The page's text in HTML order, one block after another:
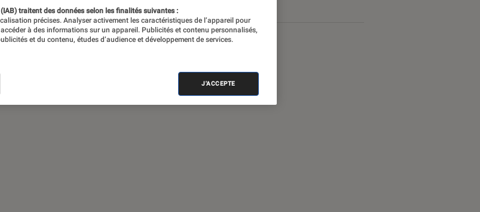
traitent des données selon les finalités suivantes :
précises. Analyser activement les caractéristiques de l’appareil pour
à des informations sur un appareil. Publicités et contenu personnalisés,
et du contenu, études d’audience et développement de services.
J'ACCEPTE